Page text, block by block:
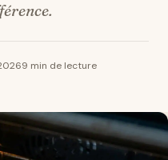
9 min de lecture